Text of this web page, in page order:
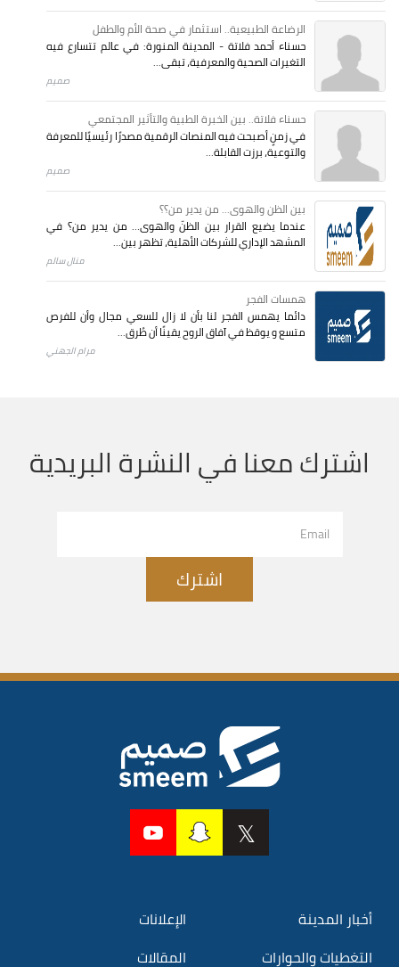
الرضاعة الطبيعية.. استثمار في صحة الأم والطفل
حسناء أحمد فلاتة - المدينة المنورة: في عالم تتسارع فيه
التغيرات الصحية والمعرفية، تبقى...
صميم
حسناء فلاتة.. بين الخبرة الطبية والتأثير المجتمعي
في زمنٍ أصبحت فيه المنصات الرقمية مصدرًا رئيسيًا للمعرفة
والتوعية، برزت القابلة...
صميم
بين الظن والهوى... من يدير من؟؟
عندما يضيع القرار بين الظنّ والهوى… من يدير من؟ في
المشهد الإداري للشركات الأهلية، تظهر بين...
منال سالم
همسات الفجر
دائما يهمس الفجر لنا بأن لا زال للسعي مجال وأن للفرص
متسع و يوقظ في آفاق الروح يقينًا أن طُرق...
مرام الجهني
اشترك معنا في النشرة البريدية
اشترك
أخبار المدينة
الإعلانات
التغطيات والحوارات
المقالات